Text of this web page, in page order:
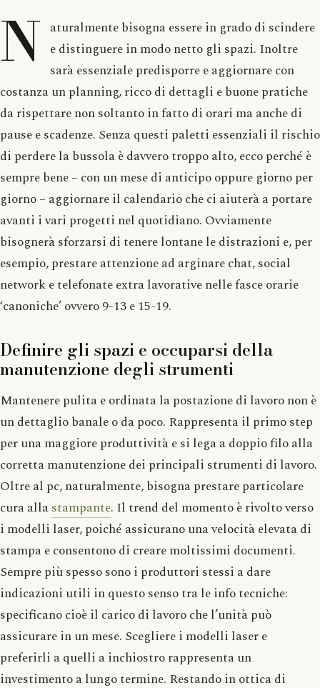
N aturalmente bisogna essere in grado di scindere
e distinguere in modo netto gli spazi. Inoltre
sarà essenziale predisporre e aggiornare con
costanza un planning, ricco di dettagli e buone pratiche
da rispettare non soltanto in fatto di orari ma anche di
pause e scadenze. Senza questi paletti essenziali il rischio
di perdere la bussola è davvero troppo alto, ecco perché è
sempre bene – con un mese di anticipo oppure giorno per
giorno – aggiornare il calendario che ci aiuterà a portare
avanti i vari progetti nel quotidiano. Ovviamente
bisognerà sforzarsi di tenere lontane le distrazioni e, per
esempio, prestare attenzione ad arginare chat, social
network e telefonate extra lavorative nelle fasce orarie
‘canoniche’ ovvero 9-13 e 15-19.
Definire gli spazi e occuparsi della
manutenzione degli strumenti
Mantenere pulita e ordinata la postazione di lavoro non è
un dettaglio banale o da poco. Rappresenta il primo step
per una maggiore produttività e si lega a doppio filo alla
corretta manutenzione dei principali strumenti di lavoro.
Oltre al pc, naturalmente, bisogna prestare particolare
cura allastampante. Il trend del momento è rivolto verso
i modelli laser, poiché assicurano una velocità elevata di
stampa e consentono di creare moltissimi documenti.
Sempre più spesso sono i produttori stessi a dare
indicazioni utili in questo senso tra le info tecniche:
specificano cioè il carico di lavoro che l’unità può
assicurare in un mese. Scegliere i modelli laser e
preferirli a quelli a inchiostro rappresenta un
investimento a lungo termine. Restando in ottica di